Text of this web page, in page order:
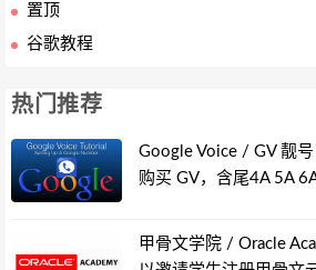
置顶
谷歌教程
热门推荐
Google Voice / GV 靓号
购买 GV，含尾4A 5A
甲骨文学院 / Oracle